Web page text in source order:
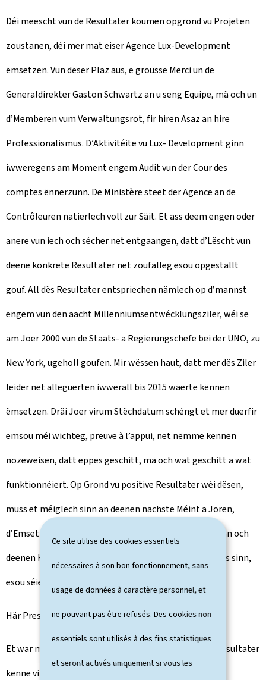
Ce site utilise des cookies essentiels
nécessaires à son bon fonctionnement, sans
usage de données à caractère personnel, et
ne pouvant pas être refusés. Des cookies non
essentiels sont utilisés à des fins statistiques
et seront activés uniquement si vous les
Déi meescht vun de Resultater koumen opgrond vu Projeten
zoustanen, déi mer mat eiser Agence Lux-Development
ëmsetzen. Vun dëser Plaz aus, e grousse Merci un de
Generaldirekter Gaston Schwartz an u seng Equipe, mä och un
d’Memberen vum Verwaltungsrot, fir hiren Asaz an hire
Professionalismus. D’Aktivitéite vu Lux- Development ginn
iwweregens am Moment engem Audit vun der Cour des
comptes ënnerzunn. De Ministère steet der Agence an de
Contrôleuren natierlech voll zur Säit. Et ass deem engen oder
anere vun iech och sécher net entgaangen, datt d’Lëscht vun
deene konkrete Resultater net zoufälleg esou opgestallt
gouf. All dës Resultater entspriechen nämlech op d’mannst
engem vun den aacht Millenniumsentwécklungsziler, wéi se
am Joer 2000 vun de Staats- a Regierungschefe bei der UNO, zu
New York, ugeholl goufen. Mir wëssen haut, datt mer dës Ziler
leider net alleguerten iwwerall bis 2015 wäerte kënnen
ëmsetzen. Dräi Joer virum Stëchdatum schéngt et mer duerfir
emsou méi wichteg, preuve à l’appui, net nëmme kënnen
nozeweisen, datt eppes geschitt, mä och wat geschitt a wat
funktionnéiert. Op Grond vu positive Resultater wéi dësen,
muss et méiglech sinn an deenen nächste Méint a Joren,
d’Ëmsetzung vun de Millenniumsziler z’accéléréieren an och
deenen Honnertdausenden, déi haut nach ausgeschloss sinn,
esou séier wéi méiglech ze hëllefen.
Här President,
Et war mer wichteg, dësen Echantillon vu konkrete Resultater
kënne virzedroen. Ech ginn nämlech dovun aus, datt